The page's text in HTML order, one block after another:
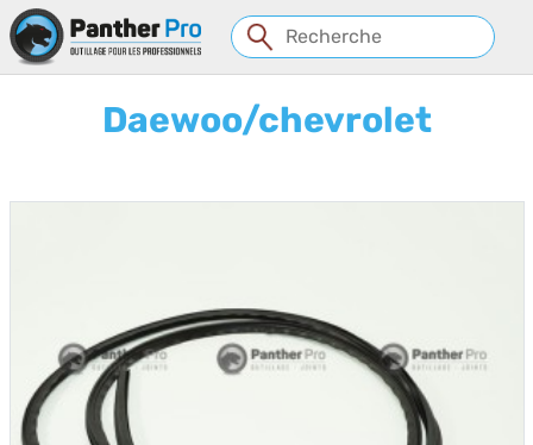
Daewoo/chevrolet
Panneau de gestion des cookies